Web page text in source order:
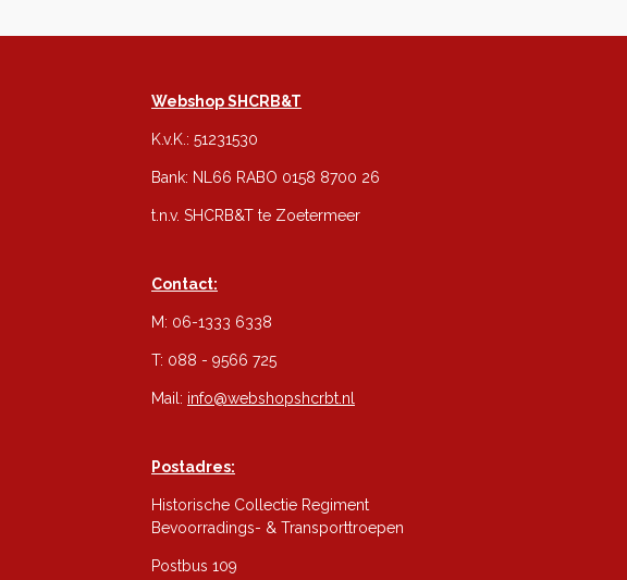
Webshop SHCRB&T
K.v.K.: 51231530
Bank: NL66 RABO 0158 8700 26
t.n.v. SHCRB&T te Zoetermeer
Contact:
M: 06-1333 6338
T: 088 - 9566 725
Mail: info@webshopshcrbt.nl
Postadres:
Historische Collectie Regiment
Bevoorradings- & Transporttroepen
Postbus 109